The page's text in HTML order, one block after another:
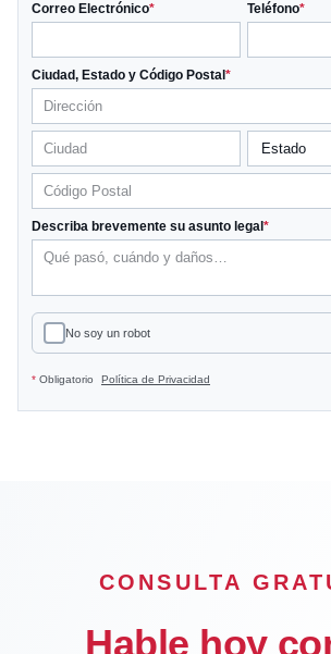
Correo Electrónico* Teléfono*
Ciudad, Estado y Código Postal *
Describa brevemente su asunto legal *
No soy un robot
* Obligatorio Política de Privacidad
CONSULTA
Hable hoy